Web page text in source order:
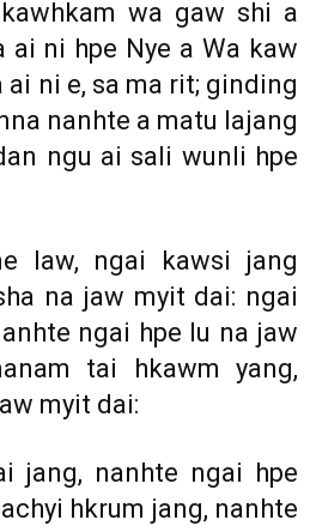
wa gaw shi a
ai ni hpe Nye a Wa kaw
ai ni e, sa ma rit; ginding
nanhte a matu lajang
ngu ai sali wunli hpe
law, ngai kawsi jang
na jaw myit dai: ngai
ngai hpe lu na jaw
tai hkawm yang,
myit dai:
jang, nanhte ngai hpe
hkrum jang, nanhte